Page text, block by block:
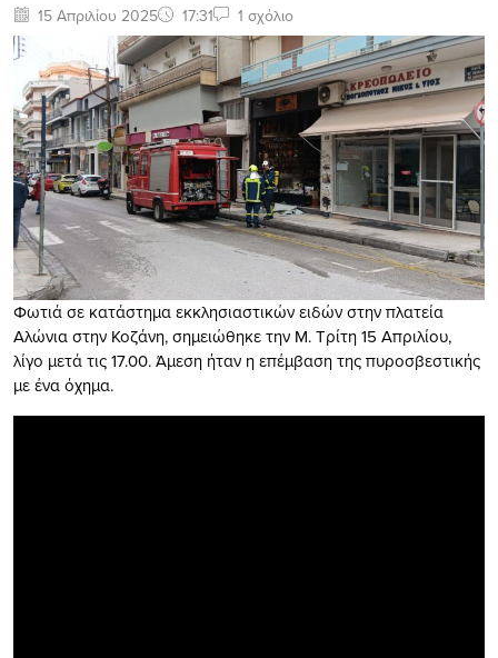
15 Απριλίου 2025 17:31 1 σχόλιο
Φωτιά σε κατάστημα εκκλησιαστικών ειδών στην πλατεία
Αλώνια στην Κοζάνη, σημειώθηκε την Μ. Τρίτη 15 Απριλίου,
λίγο μετά τις 17.00. Άμεση ήταν η επέμβαση της πυροσβεστικής
με ένα όχημα.